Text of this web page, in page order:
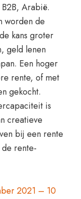
Arabië.
worden de
kans groter
geld lenen
Een hoger
rente, of met
gekocht.
is
creatieve
bij een rente
rente-
2021 – 10